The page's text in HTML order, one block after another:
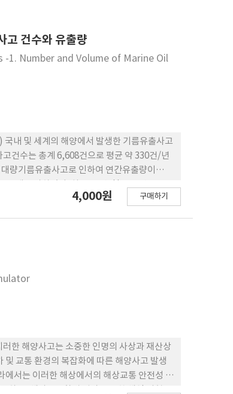
영향평가가 수행되도록 협의서 작성지침의
고 건수와 유출량
1. Number and Volume of Marine Oil
내 및 세계의 해양에서 발생한 기름유출사고
건수는 총계 6,608건으로 평균 약 330건/년
량기름유출사고로 인하여 연간유출량이
/년이었고, 세계의 기름유출량은 총계 약
kL(80,000톤), 1997년에 약 81,800
하면, 국내적으로나 세계적으로 공히 20년간
고, 특히 2012년에는 800 kL(700톤) 이상의
4,000원 구매하기
한 해양사고는 소중한 인명의 사상과 재산상
교통 환경의 복잡화에 따른 해양사고 발생
에서는 이러한 해상에서의 해상교통 안전성 평